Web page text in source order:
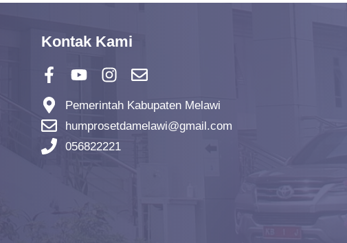
Kontak Kami
Pemerintah Kabupaten Melawi
humprosetdamelawi@gmail.com
056822221